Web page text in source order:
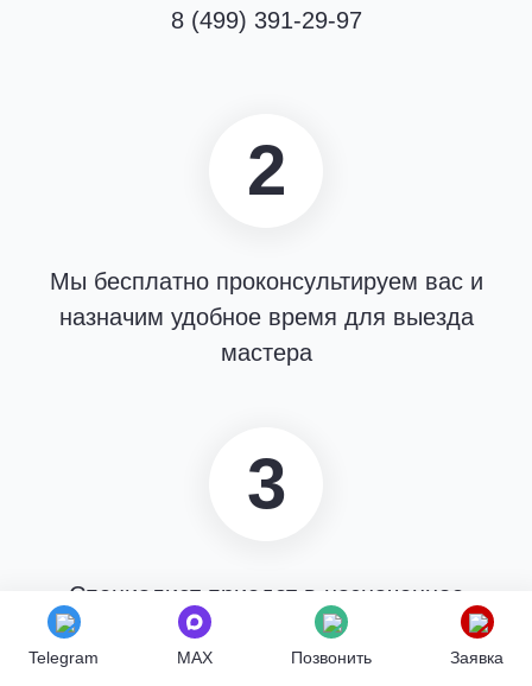
8 (499) 391-29-97
2
Мы бесплатно проконсультируем вас и
назначим удобное время для выезда
мастера
3
Специалист приедет в назначенное
время, обработка занимает от 45 мин
Telegram MAX Позвонить Заявка